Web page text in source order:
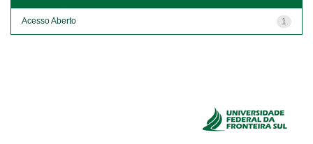
1
Acesso Aberto